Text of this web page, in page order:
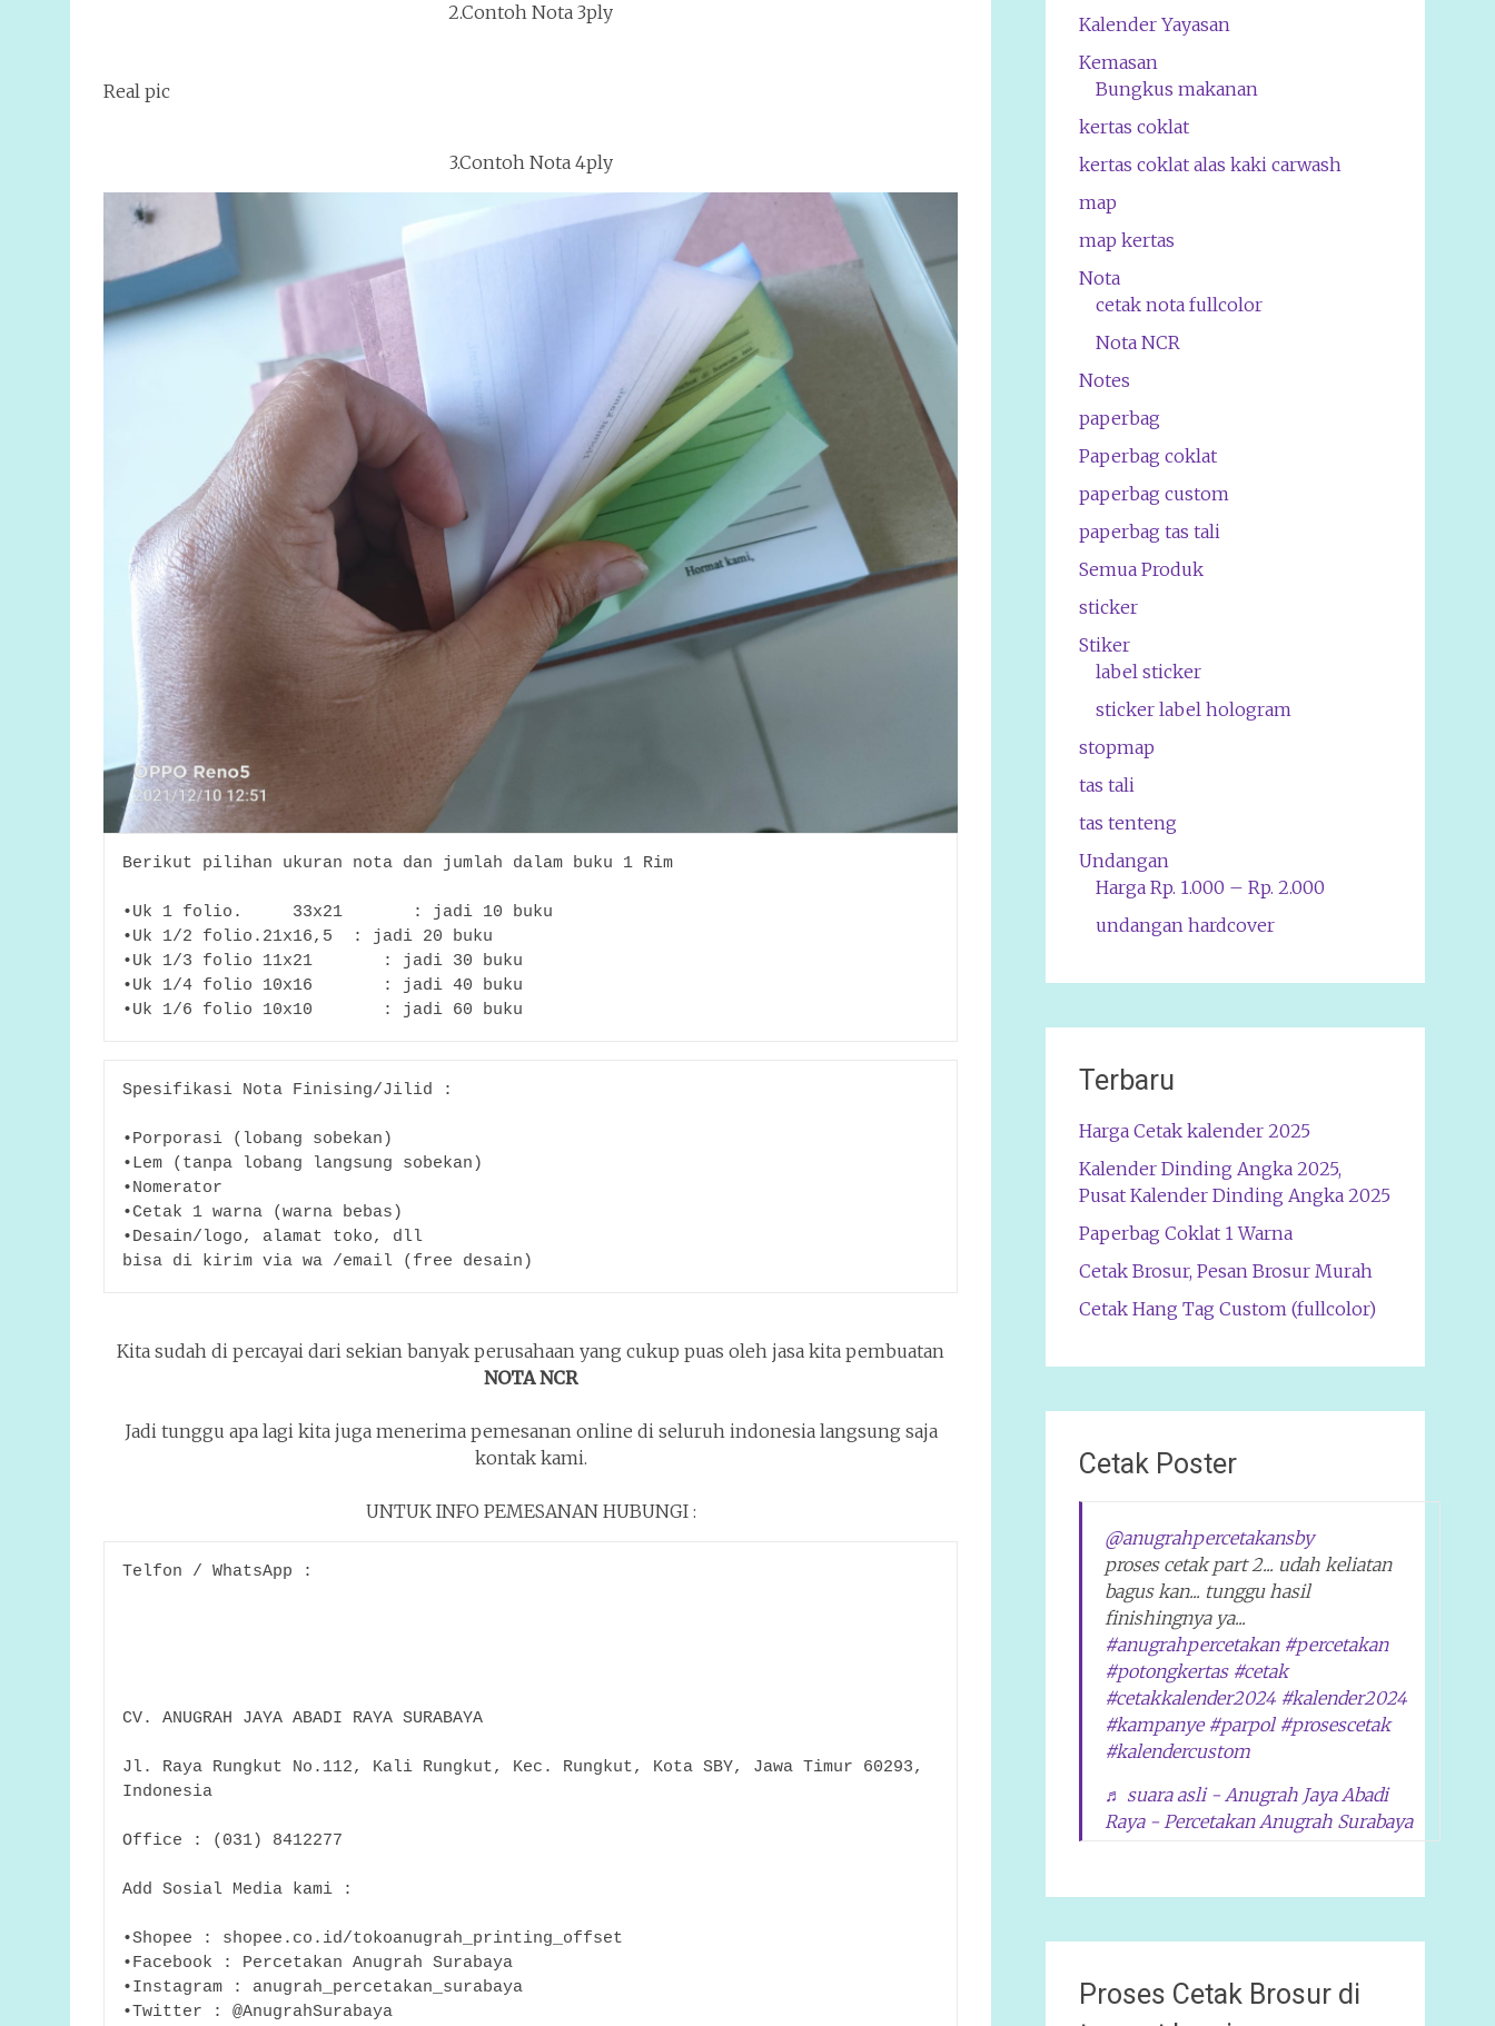
2.Contoh Nota 3ply
Real pic
3.Contoh Nota 4ply
Berikut pilihan ukuran nota dan jumlah dalam buku 1 Rim
•Uk 1 folio.     33x21       : jadi 10 buku
•Uk 1/2 folio.21x16,5  : jadi 20 buku
•Uk 1/3 folio 11x21       : jadi 30 buku
•Uk 1/4 folio 10x16       : jadi 40 buku
•Uk 1/6 folio 10x10       : jadi 60 buku
Spesifikasi Nota Finising/Jilid :
•Porporasi (lobang sobekan)
•Lem (tanpa lobang langsung sobekan)
•Nomerator
•Cetak 1 warna (warna bebas)
•Desain/logo, alamat toko, dll
bisa di kirim via wa /email (free desain)
Kita sudah di percayai dari sekian banyak perusahaan yang cukup puas oleh jasa kita pembuatan
NOTA NCR
Jadi tunggu apa lagi kita juga menerima pemesanan online di seluruh indonesia langsung saja
kontak kami.
UNTUK INFO PEMESANAN HUBUNGI :
Telfon / WhatsApp :
CV. ANUGRAH JAYA ABADI RAYA SURABAYA
Jl. Raya Rungkut No.112, Kali Rungkut, Kec. Rungkut, Kota SBY, Jawa Timur 60293,
Indonesia
Office : (031) 8412277
Add Sosial Media kami :
•Shopee : shopee.co.id/tokoanugrah_printing_offset
•Facebook : Percetakan Anugrah Surabaya
•Instagram : anugrah_percetakan_surabaya
•Twitter : @AnugrahSurabaya
Kalender Yayasan
Kemasan
Bungkus makanan
kertas coklat
kertas coklat alas kaki carwash
map
map kertas
Nota
cetak nota fullcolor
Nota NCR
Notes
paperbag
Paperbag coklat
paperbag custom
paperbag tas tali
Semua Produk
sticker
Stiker
label sticker
sticker label hologram
stopmap
tas tali
tas tenteng
Undangan
Harga Rp. 1.000 – Rp. 2.000
undangan hardcover
Terbaru
Harga Cetak kalender 2025
Kalender Dinding Angka 2025,
Pusat Kalender Dinding Angka 2025
Paperbag Coklat 1 Warna
Cetak Brosur, Pesan Brosur Murah
Cetak Hang Tag Custom (fullcolor)
Cetak Poster
@anugrahpercetakansby
proses cetak part 2... udah keliatan
bagus kan... tunggu hasil
finishingnya ya...
#anugrahpercetakan #percetakan
#potongkertas #cetak
#cetakkalender2024 #kalender2024
#kampanye #parpol #prosescetak
#kalendercustom
♬ suara asli - Anugrah Jaya Abadi
Raya - Percetakan Anugrah Surabaya
Proses Cetak Brosur di